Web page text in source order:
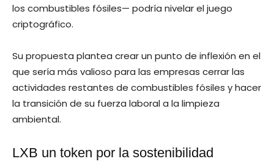
los combustibles fósiles— podría nivelar el juego
criptográfico.
Su propuesta plantea crear un punto de inflexión en el
que sería más valioso para las empresas cerrar las
actividades restantes de combustibles fósiles y hacer
la transición de su fuerza laboral a la limpieza
ambiental.
LXB un token por la sostenibilidad